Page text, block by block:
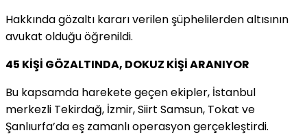
Hakkında gözaltı kararı verilen şüphelilerden altısının
avukat olduğu öğrenildi.
45 KİŞİ GÖZALTINDA, DOKUZ KİŞİ ARANIYOR
Bu kapsamda harekete geçen ekipler, İstanbul
merkezli Tekirdağ, İzmir, Siirt Samsun, Tokat ve
Şanlıurfa’da eş zamanlı operasyon gerçekleştirdi.